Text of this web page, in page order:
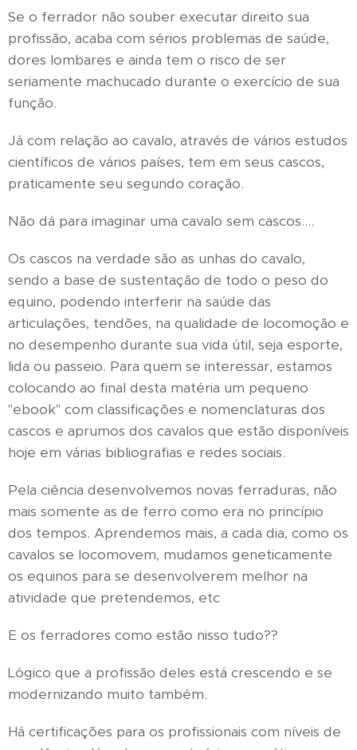
Se o ferrador não souber executar direito sua
profissão, acaba com sérios problemas de saúde,
dores lombares e ainda tem o risco de ser
seriamente machucado durante o exercício de sua
função.
Já com relação ao cavalo, através de vários estudos
científicos de vários países, tem em seus cascos,
praticamente seu segundo coração.
Não dá para imaginar uma cavalo sem cascos....
Os cascos na verdade são as unhas do cavalo,
sendo a base de sustentação de todo o peso do
equino, podendo interferir na saúde das
articulações, tendões, na qualidade de locomoção e
no desempenho durante sua vida útil, seja esporte,
lida ou passeio. Para quem se interessar, estamos
colocando ao final desta matéria um pequeno
"ebook" com classificações e nomenclaturas dos
cascos e aprumos dos cavalos que estão disponíveis
hoje em várias bibliografias e redes sociais.
Pela ciência desenvolvemos novas ferraduras, não
mais somente as de ferro como era no princípio
dos tempos. Aprendemos mais, a cada dia, como os
cavalos se locomovem, mudamos geneticamente
os equinos para se desenvolverem melhor na
atividade que pretendemos, etc
E os ferradores como estão nisso tudo??
Lógico que a profissão deles está crescendo e se
modernizando muito também.
Há certificações para os profissionais com níveis de